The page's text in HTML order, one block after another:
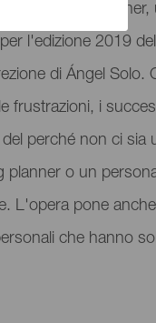
Funeral Planner,
l'edizione 2019
di Ángel Solo.
frustrazioni, i
perché non ci sia
planner o un
L'opera pone
che hanno